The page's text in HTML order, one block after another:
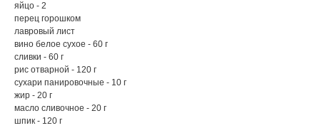
яйцо - 2
перец горошком
лавровый лист
вино белое сухое - 60 г
сливки - 60 г
рис отварной - 120 г
сухари панировочные - 10 г
жир - 20 г
масло сливочное - 20 г
шпик - 120 г